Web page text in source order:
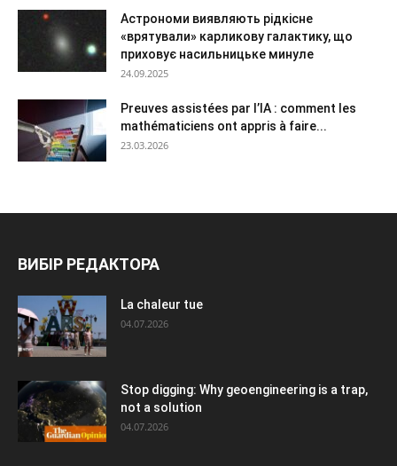
Астрономи виявляють рідкісне
«врятували» карликову галактику, що
приховує насильницьке минуле
24.09.2025
Preuves assistées par l’IA : comment les
mathématiciens ont appris à faire...
23.03.2026
ВИБІР РЕДАКТОРА
La chaleur tue
04.07.2026
Stop digging: Why geoengineering is a trap,
not a solution
04.07.2026